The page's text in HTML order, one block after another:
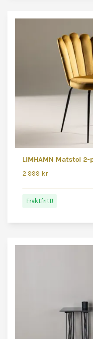
LIMHAMN Matstol
2 999 kr
Fraktfritt!